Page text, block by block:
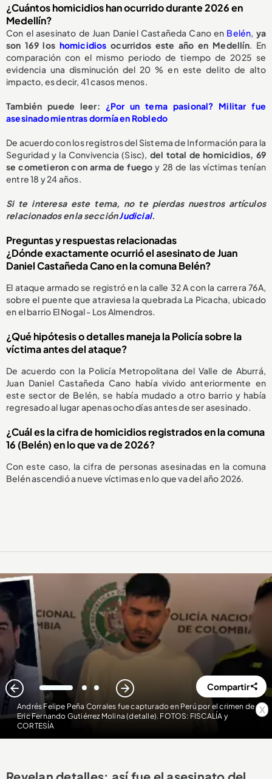
x
¿Cuántos homicidios han ocurrido durante 2026 en
Medellín?
Con el asesinato de Juan Daniel Castañeda Cano en Belén, ya
son 169 los homicidios ocurridos este año en Medellín. En
comparación con el mismo periodo de tiempo de 2025 se
evidencia una disminución del 20 % en este delito de alto
impacto, es decir, 41 casos menos.
También puede leer: ¿Por un tema pasional? Militar fue
asesinado mientras dormía en Robledo
De acuerdo con los registros del Sistema de Información para la
Seguridad y la Convivencia (Sisc), del total de homicidios, 69
se cometieron con arma de fuego y 28 de las víctimas tenían
entre 18 y 24 años.
Si te interesa este tema, no te pierdas nuestros artículos
relacionados en la secciónJudicial.
Preguntas y respuestas relacionadas
¿Dónde exactamente ocurrió el asesinato de Juan
Daniel Castañeda Cano en la comuna Belén?
El ataque armado se registró en la calle 32 A con la carrera 76A,
sobre el puente que atraviesa la quebrada La Picacha, ubicado
en el barrio El Nogal - Los Almendros.
¿Qué hipótesis o detalles maneja la Policía sobre la
víctima antes del ataque?
De acuerdo con la Policía Metropolitana del Valle de Aburrá,
Juan Daniel Castañeda Cano había vivido anteriormente en
este sector de Belén, se había mudado a otro barrio y había
regresado al lugar apenas ocho días antes de ser asesinado.
¿Cuál es la cifra de homicidios registrados en la comuna
16 (Belén) en lo que va de 2026?
Con este caso, la cifra de personas asesinadas en la comuna
Belén ascendió a nueve víctimas en lo que va del año 2026.
Andrés Felipe Peña Corrales fue capturado en Perú por el crimen de
Eric Fernando Gutiérrez Molina (detalle). FOTOS: FISCALÍA y
CORTESÍA
1 2 3 Compartir